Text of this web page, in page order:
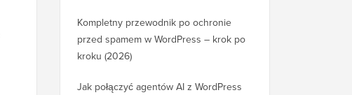
Kompletny przewodnik po ochronie
przed spamem w WordPress – krok po
kroku (2026)
Jak połączyć agentów AI z WordPress